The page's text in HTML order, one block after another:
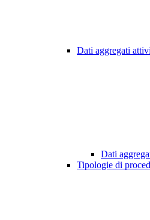
Dati aggregati
Dati
Tipologie di